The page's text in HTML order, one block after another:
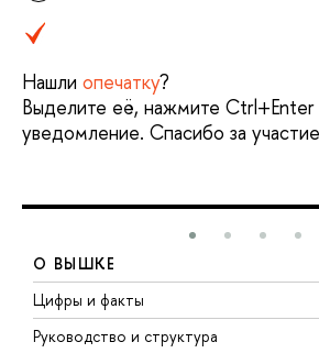
Нашли опечатку?
Выделите её, нажмите Ctrl+Enter
уведомление. Спасибо за
О ВЫШКЕ
Цифры и факты
Руководство и структура